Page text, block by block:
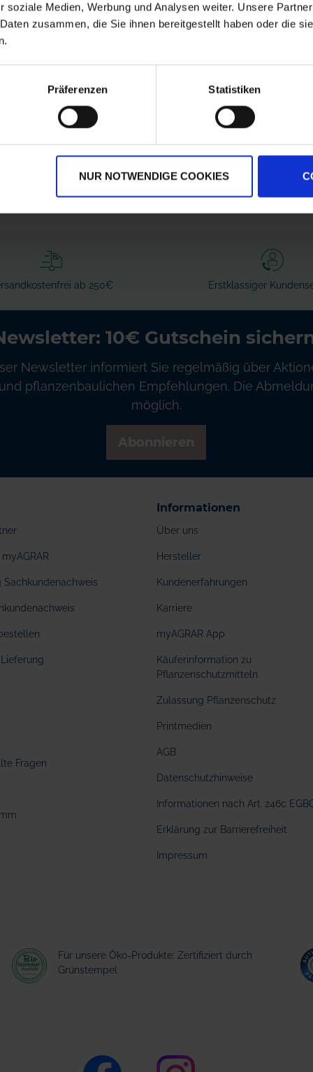
soziale Medien, Werbung und Analysen weiter. Unsere
zusammen, die Sie ihnen bereitgestellt haben oder die
Präferenzen Statistiken
NUR NOTWENDIGE COOKIES
Kverneland
Filterhahn kpl.
384,94 € / St
IN DEN
WARENKORB
Amazone
Alternativhahn
136,55 € / St
IN DEN
WARENKORB
ab 250€ Erstklassiger
10€ Gutschein
Newsletter informiert Sie regelmäßig über
pflanzenbaulichen Empfehlungen. Die
möglich.
Sachkundenachweis
Fragen
Informationen
Über uns
Hersteller
Kundenerfahrungen
Karriere
myAGRAR App
Käuferinformation zu
Pflanzenschutzmitteln
Zulassung Pflanzenschutz
Printmedien
AGB
Datenschutzhinweise
Informationen nach Art. 246c
Erklärung zur Barrierefreiheit
Impressum
Für unsere Öko-Produkte: Zertifiziert durch
Grünstempel